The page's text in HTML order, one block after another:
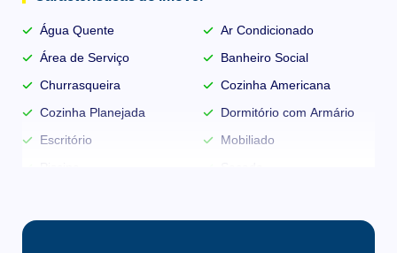
Água Quente
Ar Condicionado
Área de Serviço
Banheiro Social
Churrasqueira
Cozinha Americana
Cozinha Planejada
Dormitório com Armário
Escritório
Mobiliado
Sala de TV
Semimobiliado